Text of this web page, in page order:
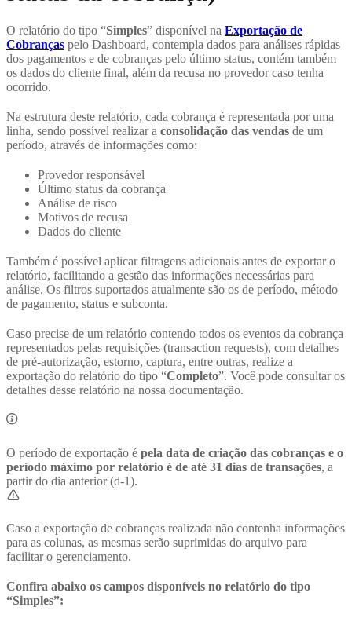
O relatório do tipo “Simples” disponível na Exportação de
Cobranças pelo Dashboard, contempla dados para análises rápidas
dos pagamentos e de cobranças pelo último status, contém também
os dados do cliente final, além da recusa no provedor caso tenha
ocorrido.
Na estrutura deste relatório, cada cobrança é representada por uma
linha, sendo possível realizar a consolidação das vendas de um
período, através de informações como:
Provedor responsável
Último status da cobrança
Análise de risco
Motivos de recusa
Dados do cliente
Também é possível aplicar filtragens adicionais antes de exportar o
relatório, facilitando a gestão das informações necessárias para
análise. Os filtros suportados atualmente são os de período, método
de pagamento, status e subconta.
Caso precise de um relatório contendo todos os eventos da cobrança
representados pelas requisições (transaction requests), com detalhes
de pré-autorização, estorno, captura, entre outras, realize a
exportação do relatório do tipo “Completo”. Você pode consultar os
detalhes desse relatório na nossa documentação.
O período de exportação é pela data de criação das cobranças e o
período máximo por relatório é de até 31 dias de transações, a
partir do dia anterior (d-1).
Caso a exportação de cobranças realizada não contenha informações
para as colunas, as mesmas serão suprimidas do arquivo para
facilitar o gerenciamento.
Confira abaixo os campos disponíveis no relatório do tipo
“Simples”: